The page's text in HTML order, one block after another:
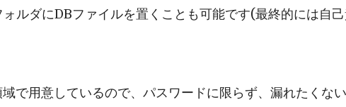
ルダにDBファイルを置くことも可能です(最終的には自
で用意しているので、パスワードに限らず、漏れたくな